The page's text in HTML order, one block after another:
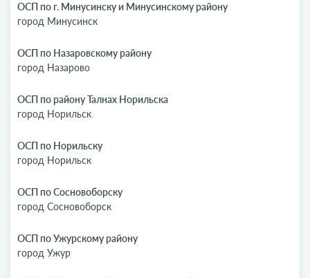
ОСП по г. Минусинску и Минусинскому району
город Минусинск
ОСП по Назаровскому району
город Назарово
ОСП по району Талнах Норильска
город Норильск
ОСП по Норильску
город Норильск
ОСП по Сосновоборску
город Сосновоборск
ОСП по Ужурскому району
город Ужур